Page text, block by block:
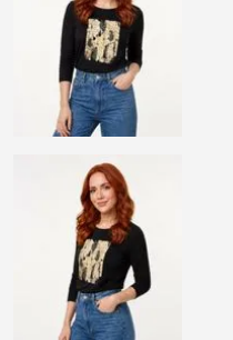
sudaderas
pantalones
polo
playera polo
playera manga larga